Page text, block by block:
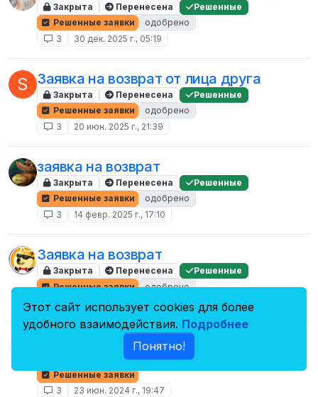
Закрыта Перенесена
Решенные
Решенные заявки
одобрено
3
30 дек. 2025 г., 05:19
S Заявка на возврат от лица друга
Закрыта Перенесена
Решенные
Решенные заявки
одобрено
3
20 июн. 2025 г., 21:39
заявка на возврат
Закрыта Перенесена
Решенные
Решенные заявки
одобрено
3
14 февр. 2025 г., 17:10
Заявка на возврат
Закрыта Перенесена
Решенные
Решенные заявки
одобрено
Заявка на возврат [От лица друга]
Перенесена
Решенные
Решенные заявки
3
23 июн. 2024 г., 19:47
Этот сайт использует cookies для более
удобного взаимодействия. Подробнее
Понятно!